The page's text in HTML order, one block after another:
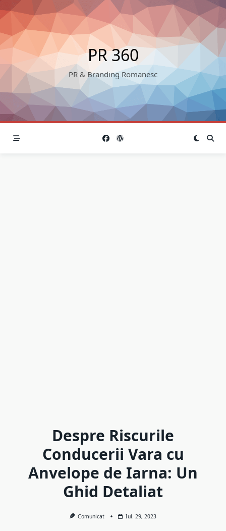
Skip
to
content
PR 360
PR & Branding Romanesc
Despre Riscurile
Conducerii Vara cu
Anvelope de Iarna: Un
Ghid Detaliat
Comunicat Iul. 29, 2023